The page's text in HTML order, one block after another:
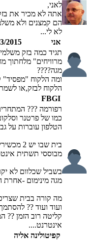
לאני,
אתה לא מכיר את
הם קמצנים ולא
לא לי...
אני
2015
תגיד כמה בזק
מגה????
ומה הלקוח "מפסיד"
הלקוח לבזק,או לשמר
FBGI
הטלפון עוברות על
בית שבו
מבוססי תשתית
מגה מינימום -אחרת
מה קורה בבית
ועוד ועוד ??
קליטה רוב הזמן ??
אינטרנט....
קפיטולינה אליה